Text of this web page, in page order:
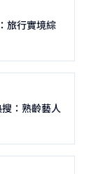
旅行實境綜
：熟齡藝人